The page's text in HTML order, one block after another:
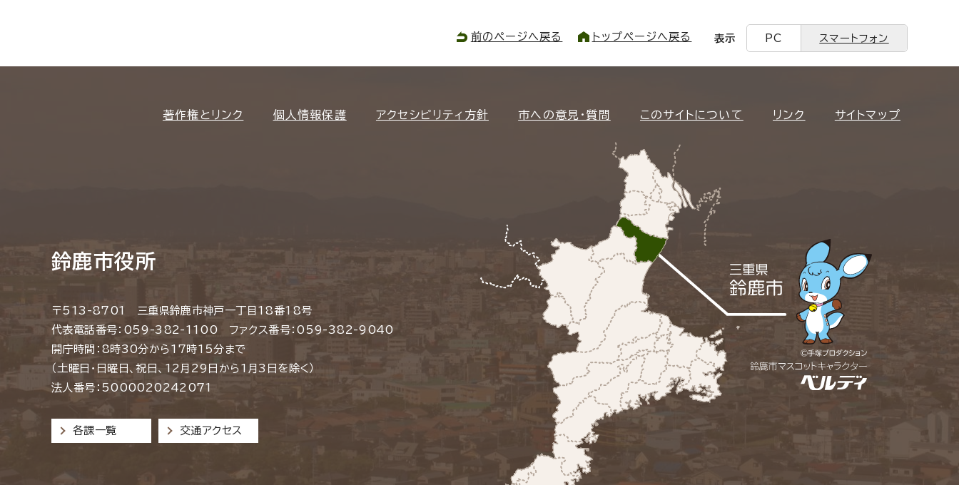
前のページへ戻る トップページへ戻る 表示 PC スマートフォン
著作権とリンク 個人情報保護 アクセシビリティ方針 市への意見・質問 このサイトについて リンク サイトマップ
鈴鹿市役所
〒513-8701 三重県鈴鹿市神戸一丁目18番18号
代表電話番号：059-382-1100 ファクス番号：059-382-9040
開庁時間：8時30分から17時15分まで
（土曜日・日曜日、祝日、12月29日から1月3日を除く）
法人番号：5000020242071
各課一覧 交通アクセス